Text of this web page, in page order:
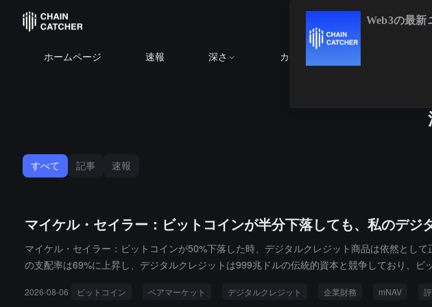
ホームページ 速報 深さ カレンダー
すべて 記事 速報
マイケル・セイラー：ビットコインが半分下落しても、私のデジ
マイケル・セイラー：ビットコインが50%下落した時、デジタルクレジット商品は依然とし
の支配率は69%に上昇し、デジタルクレジットは999兆ドルの伝統的資本と競争しており、ビ
2026-08-06 ビットコイン ベアマーケット デジタルクレジット 企業財務 mNAV
Web3の最新